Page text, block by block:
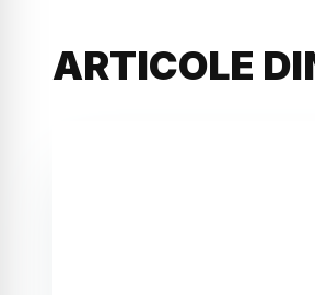
ARTICOLE